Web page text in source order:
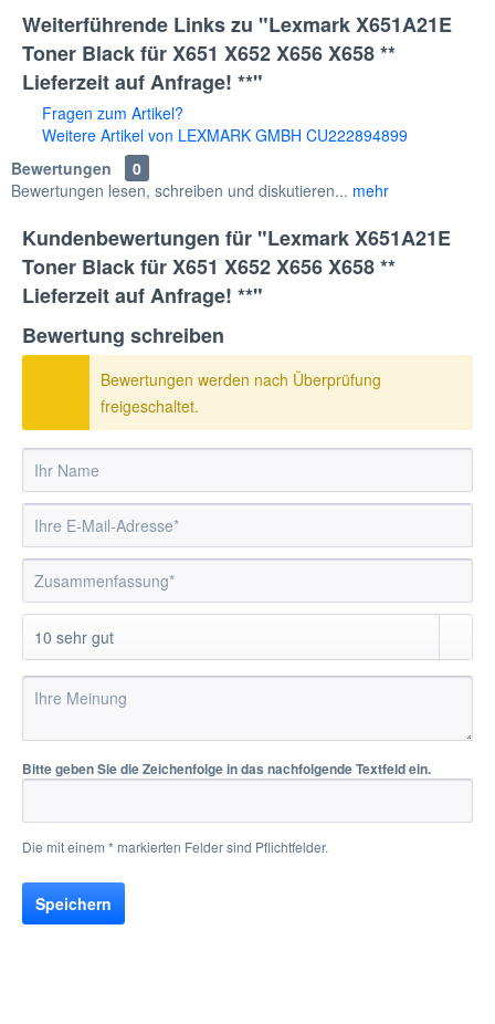
Weiterführende Links zu "Lexmark X651A21E
Toner Black für X651 X652 X656 X658 **
Lieferzeit auf Anfrage! **"
Fragen zum Artikel?
Weitere Artikel von LEXMARK GMBH CU222894899
Bewertungen
0
Bewertungen lesen, schreiben und diskutieren... mehr
Kundenbewertungen für "Lexmark X651A21E
Toner Black für X651 X652 X656 X658 **
Lieferzeit auf Anfrage! **"
Bewertung schreiben
Bewertungen werden nach Überprüfung
freigeschaltet.
Bitte geben Sie die Zeichenfolge in das nachfolgende Textfeld ein.
Die mit einem * markierten Felder sind Pflichtfelder.
Speichern